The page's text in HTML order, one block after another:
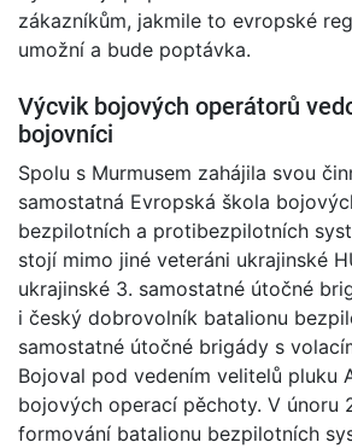
zákazníkům, jakmile to evropské
umožní a bude poptávka.
Výcvik bojových operátorů
bojovníci
Spolu s Murmusem zahájila svou
samostatná Evropská škola
bezpilotních a protibezpilotních
stojí mimo jiné veteráni ukrajinské
ukrajinské 3. samostatné útočné
i český dobrovolník batalionu
samostatné útočné brigády s
Bojoval pod vedením velitelů pluku
bojových operací pěchoty. V únoru
formování batalionu bezpilotních